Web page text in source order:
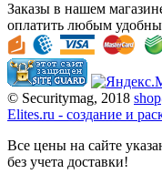
Заказы в нашем
оплатить любым
© Securitymag, 2018
Elites.ru - cоздание и
Все цены на сайте
без учета доставки!